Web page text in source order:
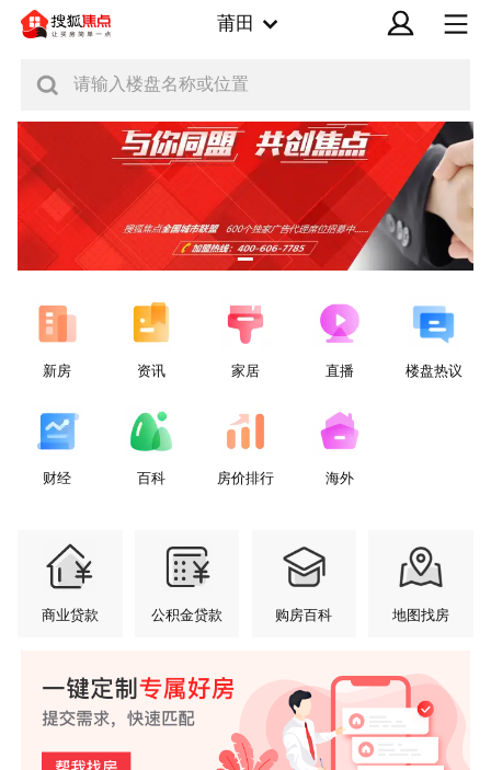
莆田
请输入楼盘名称或位置
新房 资讯 家居 直播 楼盘热议
财经 百科 房价排行 海外
商业贷款 公积金贷款 购房百科 地图找房